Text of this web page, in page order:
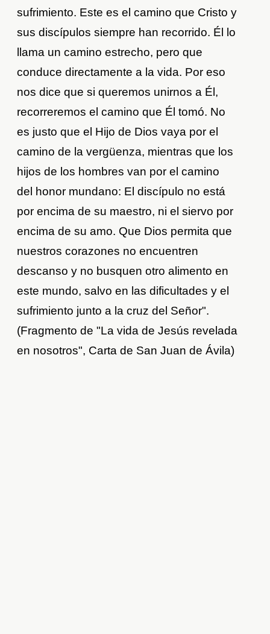
sufrimiento. Este es el camino que Cristo y
sus discípulos siempre han recorrido. Él lo
llama un camino estrecho, pero que
conduce directamente a la vida. Por eso
nos dice que si queremos unirnos a Él,
recorreremos el camino que Él tomó. No
es justo que el Hijo de Dios vaya por el
camino de la vergüenza, mientras que los
hijos de los hombres van por el camino
del honor mundano: El discípulo no está
por encima de su maestro, ni el siervo por
encima de su amo. Que Dios permita que
nuestros corazones no encuentren
descanso y no busquen otro alimento en
este mundo, salvo en las dificultades y el
sufrimiento junto a la cruz del Señor".
(Fragmento de "La vida de Jesús revelada
en nosotros", Carta de San Juan de Ávila)